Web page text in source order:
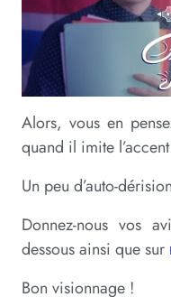
Alors, vous en
quand il imite
Un peu d’auto-
Donnez-nous vos
dessous ainsi que sur
Bon visionnage !